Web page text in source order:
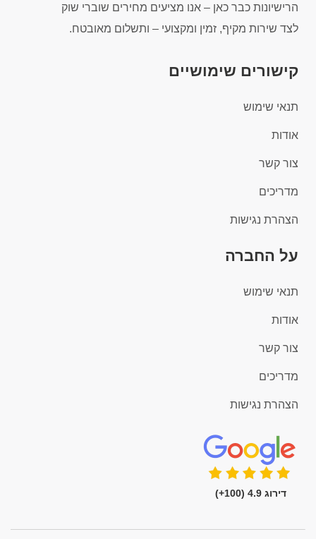
הרישיונות כבר כאן – אנו מציעים מחירים שוברי שוק
לצד שירות מקיף, זמין ומקצועי – ותשלום מאובטח.
קישורים שימושיים
תנאי שימוש
אודות
צור קשר
מדריכים
הצהרת נגישות
על החברה
תנאי שימוש
אודות
צור קשר
מדריכים
הצהרת נגישות
דירוג 4.9 (100+)